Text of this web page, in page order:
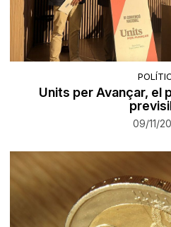
Units per Avançar, el
09/11/